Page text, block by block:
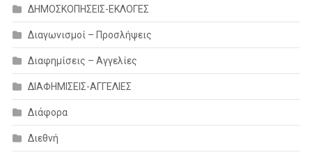
ΔΗΜΟΣΚΟΠΗΣΕΙΣ-ΕΚΛΟΓΕΣ
Διαγωνισμοί – Προσλήψεις
Διαφημίσεις – Αγγελίες
ΔΙΑΦΗΜΙΣΕΙΣ-ΑΓΓΕΛΙΕΣ
Διάφορα
Διεθνή